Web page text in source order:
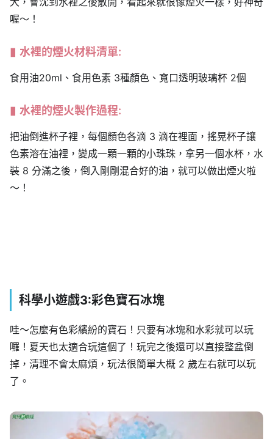
喔～！
水裡的煙火材料清單:
食用油20ml、食用色素 3種顏色、寬口透明玻璃杯 2個
水裡的煙火製作過程:
把油倒進杯子裡，每個顏色各滴 3 滴在裡面，搖晃杯子讓
色素溶在油裡，變成一顆一顆的小珠珠，拿另一個水杯，水
裝 8 分滿之後，倒入剛剛混合好的油，就可以做出煙火啦
～！
科學小遊戲3:彩色寶石冰塊
哇～怎麼有色彩繽紛的寶石！只要有冰塊和水彩就可以玩
囉！夏天也太適合玩這個了！玩完之後還可以直接整盆倒
掉，清理不會太麻煩，玩法很簡單大概 2 歲左右就可以玩
了。